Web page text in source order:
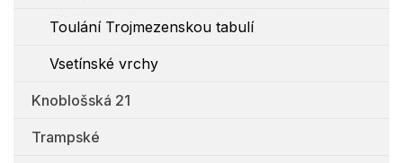
Toulání Trojmezenskou tabulí
Vsetínské vrchy
Knoblošská 21
Trampské